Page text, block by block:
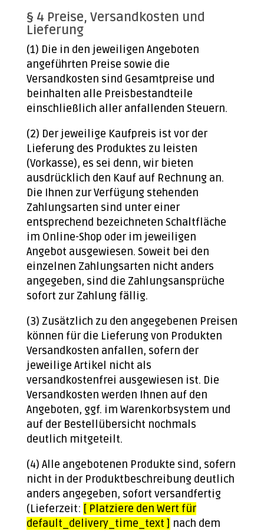
§ 4 Preise, Versandkosten und
Lieferung
(1) Die in den jeweiligen Angeboten
angeführten Preise sowie die
Versandkosten sind Gesamtpreise und
beinhalten alle Preisbestandteile
einschließlich aller anfallenden Steuern.
(2) Der jeweilige Kaufpreis ist vor der
Lieferung des Produktes zu leisten
(Vorkasse), es sei denn, wir bieten
ausdrücklich den Kauf auf Rechnung an.
Die Ihnen zur Verfügung stehenden
Zahlungsarten sind unter einer
entsprechend bezeichneten Schaltfläche
im Online-Shop oder im jeweiligen
Angebot ausgewiesen. Soweit bei den
einzelnen Zahlungsarten nicht anders
angegeben, sind die Zahlungsansprüche
sofort zur Zahlung fällig.
(3) Zusätzlich zu den angegebenen Preisen
können für die Lieferung von Produkten
Versandkosten anfallen, sofern der
jeweilige Artikel nicht als
versandkostenfrei ausgewiesen ist. Die
Versandkosten werden Ihnen auf den
Angeboten, ggf. im Warenkorbsystem und
auf der Bestellübersicht nochmals
deutlich mitgeteilt.
(4) Alle angebotenen Produkte sind, sofern
nicht in der Produktbeschreibung deutlich
anders angegeben, sofort versandfertig
(Lieferzeit: [ Platziere den Wert für
default_delivery_time_text ] nach dem